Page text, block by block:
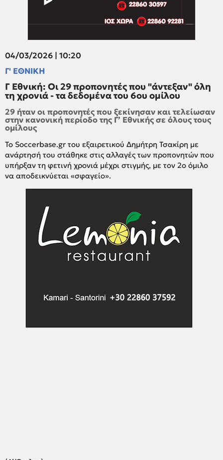
04/03/2026 | 10:20
Γ' ΕΘΝΙΚΗ
Γ Εθνική: Οι 29 προπονητές που "άντεξαν" όλη
τη χρονιά - τα δεδομένα του 6ου ομίλου
29 ήταν οι προπονητές που ξεκίνησαν και τελείωσαν
στην κανονική περίοδο της Γ’ Εθνικής σε όλους τους
ομίλους
To Soccerbase.gr του εξαιρετικού Δημήτρη Τσακίρη με
ανάρτησή του στάθηκε στις αλλαγές των προπονητών που
υπήρξαν τη φετινή χρονιά μέχρι στιγμής, με τον 2ο όμιλο
να αποδεικνύεται «σφαγείο».